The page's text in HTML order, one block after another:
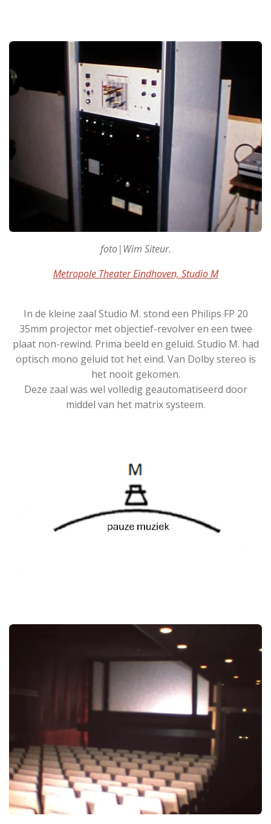
foto|Wim Siteur.
Metropole Theater Eindhoven, Studio M
In de kleine zaal Studio M. stond een Philips FP 20
35mm projector met objectief-revolver en een twee
plaat non-rewind. Prima beeld en geluid. Studio M. had
optisch mono geluid tot het eind. Van Dolby stereo is
het nooit gekomen.
Deze zaal was wel volledig geautomatiseerd door
middel van het matrix systeem.